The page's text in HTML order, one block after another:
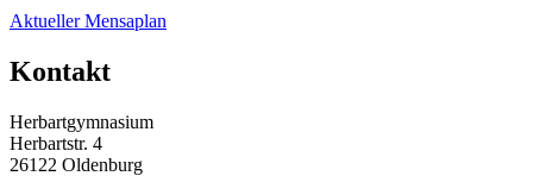
Aktueller Mensaplan
Kontakt
Herbartgymnasium
Herbartstr. 4
26122 Oldenburg